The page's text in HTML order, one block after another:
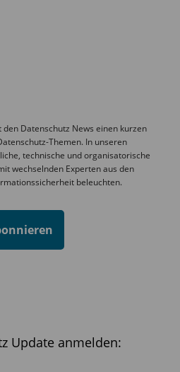
den Datenschutz News einen kurzen
Themen. In unseren
technische und organisatorische
wechselnden Experten aus den
beleuchten.
Update anmelden: